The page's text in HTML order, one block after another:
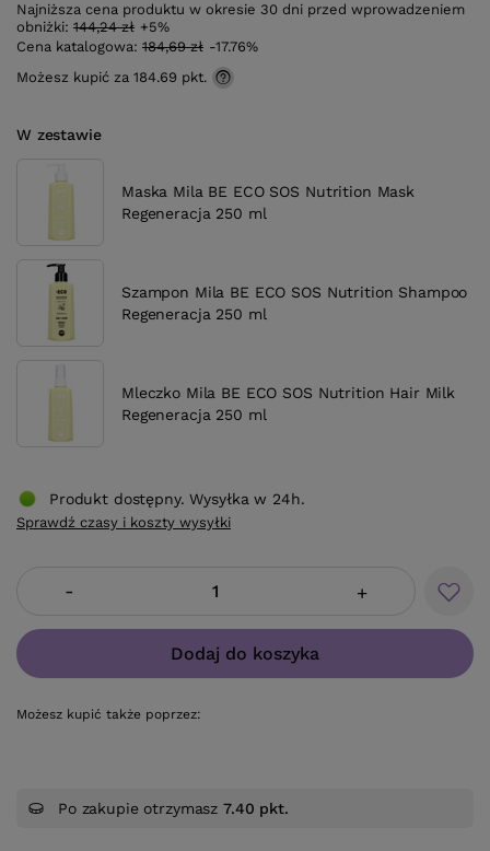
W zestawie
Maska Mila BE ECO SOS Nutrition Mask
Regeneracja 250 ml
Szampon Mila BE ECO SOS Nutrition Shampoo
Regeneracja 250 ml
Mleczko Mila BE ECO SOS Nutrition Hair Milk
Regeneracja 250 ml
Najniższa cena produktu w okresie 30 dni przed wprowadzeniem
obniżki: 144,24 zł +5%
Cena katalogowa: 184,69 zł -17.76%
Możesz kupić za 184.69 pkt.
- +
Dodaj do koszyka
Możesz kupić także poprzez:
Produkt dostępny. Wysyłka w 24h.
Sprawdź czasy i koszty wysyłki
Po zakupie otrzymasz7.40 pkt.